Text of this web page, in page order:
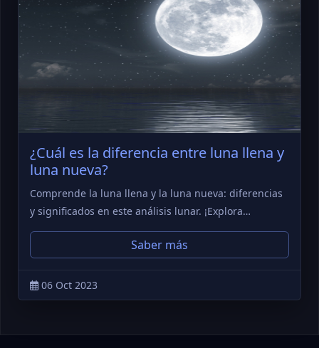
¿Cuál es la diferencia entre luna llena y
luna nueva?
Comprende la luna llena y la luna nueva: diferencias
y significados en este análisis lunar. ¡Explora…
Saber más
06 Oct 2023